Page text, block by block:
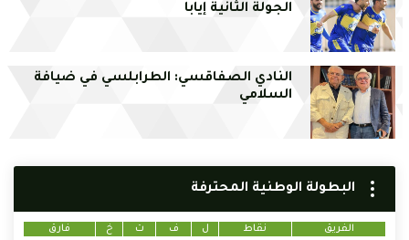
الجولة الثانية إيابا
النادي الصفاقسي: الطرابلسي في ضيافة
السلامي
البطولة الوطنية المحترفة
الفريق نقاط ل ف ت خ فارق